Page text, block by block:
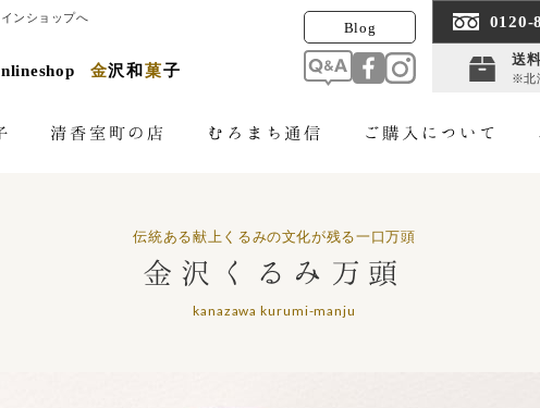
ンショップへ
金沢和 菓子
Blog
Q&AfacebookInstagram
0120-
送
※北
清香室町の店 むろまち通信 ご購入について
伝統ある献上くるみの文化が残る一口万頭
金沢くるみ万頭
kanazawa kurumi-manju